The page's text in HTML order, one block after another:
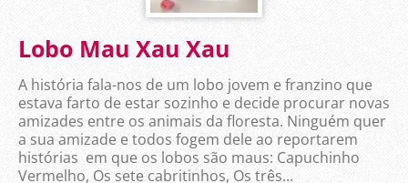
Lobo Mau Xau Xau
A história fala-nos de um lobo jovem e franzino que
estava farto de estar sozinho e decide procurar novas
amizades entre os animais da floresta. Ninguém quer
a sua amizade e todos fogem dele ao reportarem
histórias em que os lobos são maus: Capuchinho
Vermelho, Os sete cabritinhos, Os três...